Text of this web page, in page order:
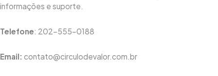
informações e suporte.
Telefone: 202-555-0188
Email: contato@circulodevalor.com.br